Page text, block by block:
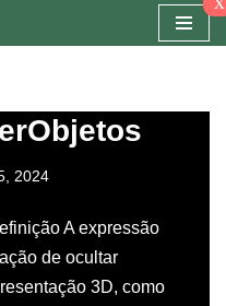
2024
A expressão
de ocultar
3D, como